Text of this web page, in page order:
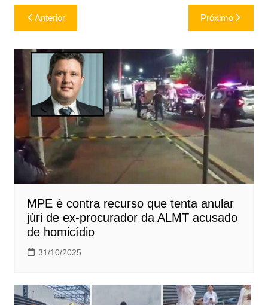
Navegação
de
Post
Anterior Próximo
MPE é contra recurso que tenta anular
júri de ex-procurador da ALMT acusado
de homicídio
31/10/2025